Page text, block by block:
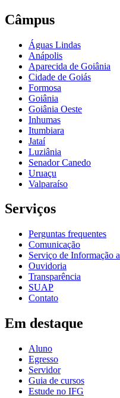
Câmpus
Águas Lindas
Anápolis
Aparecida de Goiânia
Cidade de Goiás
Formosa
Goiânia
Goiânia Oeste
Inhumas
Itumbiara
Jataí
Luziânia
Senador Canedo
Uruaçu
Valparaíso
Serviços
Perguntas frequentes
Comunicação
Serviço de Informação
Ouvidoria
Transparência
SUAP
Contato
Em destaque
Aluno
Egresso
Servidor
Guia de cursos
Estude no IFG